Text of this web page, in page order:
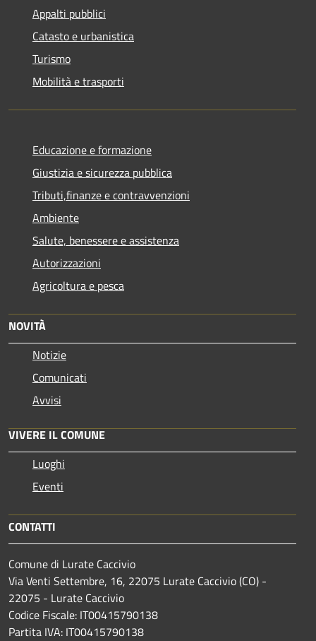
Appalti pubblici
Catasto e urbanistica
Turismo
Mobilità e trasporti
Educazione e formazione
Giustizia e sicurezza pubblica
Tributi,finanze e contravvenzioni
Ambiente
Salute, benessere e assistenza
Autorizzazioni
Agricoltura e pesca
NOVITÀ
Notizie
Comunicati
Avvisi
VIVERE IL COMUNE
Luoghi
Eventi
CONTATTI
Comune di Lurate Caccivio
Via Venti Settembre, 16, 22075 Lurate Caccivio (CO) -
22075 - Lurate Caccivio
Codice Fiscale: IT00415790138
Partita IVA: IT00415790138